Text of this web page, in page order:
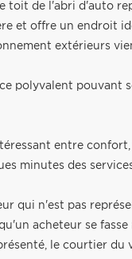
toit de l'abri d'auto
et offre un endroit
extérieurs
polyvalent pouvant
entre
minutes des
qui n'est pas
acheteur se
le courtier